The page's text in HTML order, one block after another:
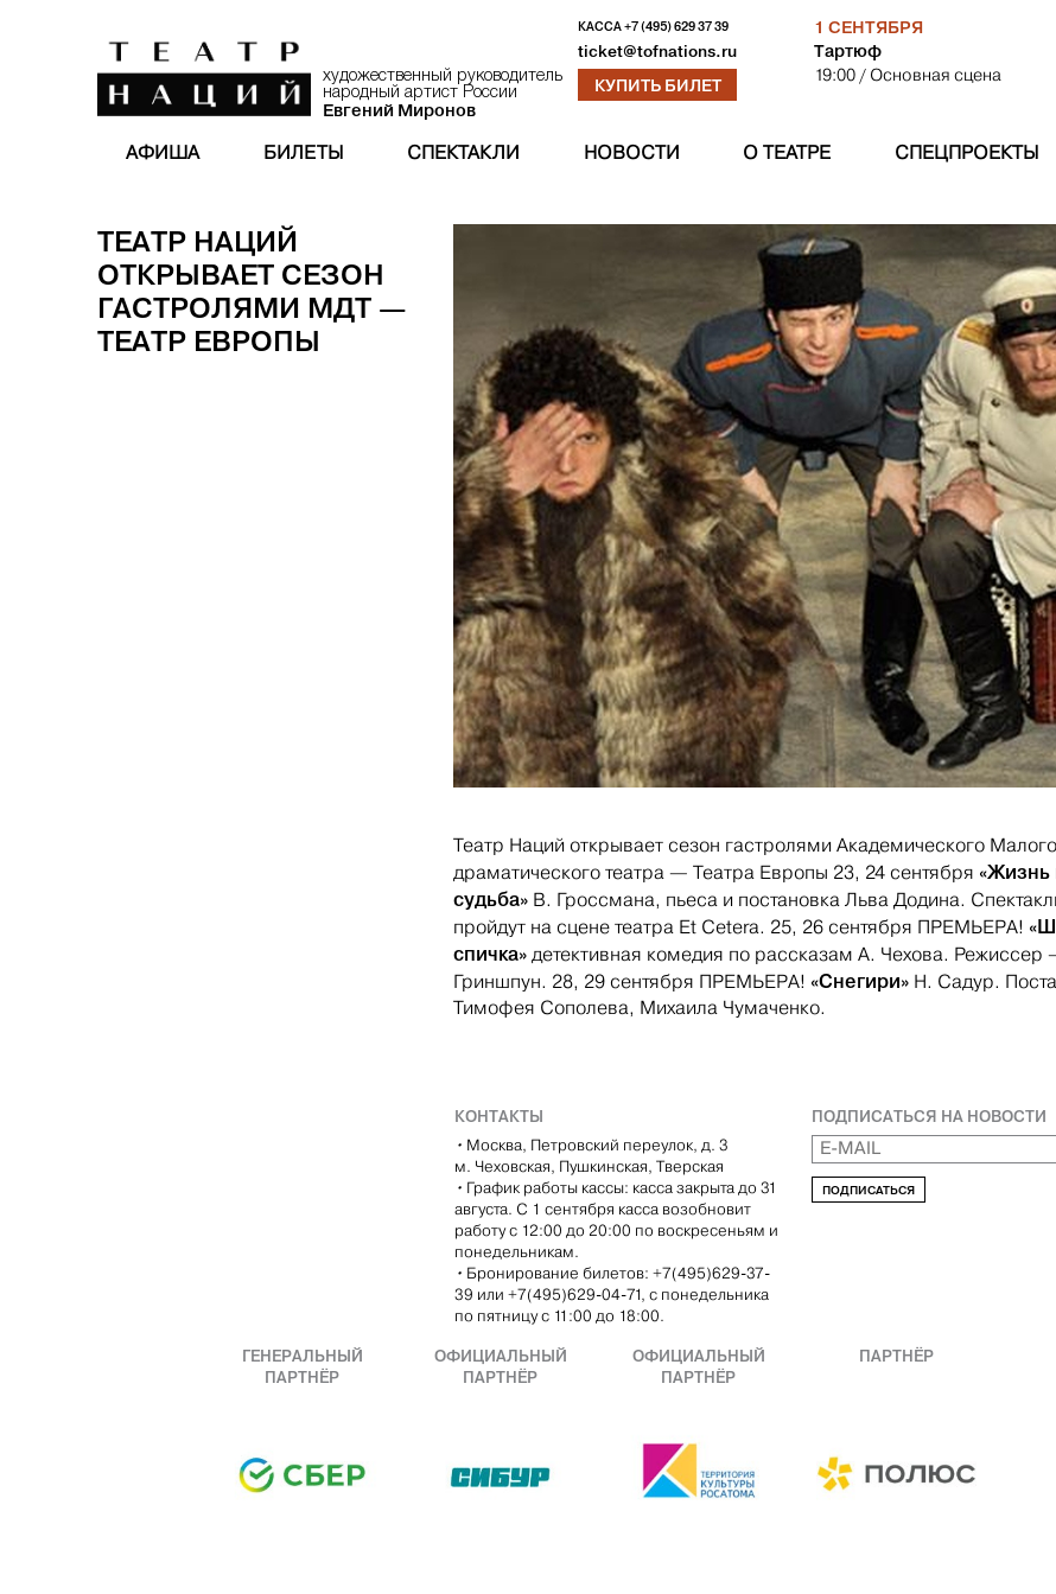
художественный руководитель
народный артист России
Евгений Миронов
КАССА+7 (495) 629 37 39
ticket@tofnations.ru
КУПИТЬ БИЛЕТ
1 СЕНТЯБРЯ
Тартюф
19:00 / Основная сцена
АФИША БИЛЕТЫ СПЕКТАКЛИ НОВОСТИ О ТЕАТРЕ СПЕЦПРОЕКТЫ
ТЕАТР НАЦИЙ
ОТКРЫВАЕТ СЕЗОН
ГАСТРОЛЯМИ МДТ —
ТЕАТР ЕВРОПЫ
Театр Наций открывает сезон гастролями Академического Малого
драматического театра — Театра Европы 23, 24 сентября «Жизнь
судьба» В. Гроссмана, пьеса и постановка Льва Додина.
пройдут на сцене театра Et Cetera. 25, 26 сентября ПРЕМЬЕРА!
спичка» детективная комедия по рассказам А. Чехова. Режиссер
Гриншпун. 28, 29 сентября ПРЕМЬЕРА! «Снегири» Н. Садур.
Тимофея Сополева, Михаила Чумаченко.
КОНТАКТЫ
• Москва, Петровский переулок, д. 3
м. Чеховская, Пушкинская, Тверская
• График работы кассы: касса закрыта до 31
августа. С 1 сентября касса возобновит
работу с 12:00 до 20:00 по воскресеньям и
понедельникам.
• Бронирование билетов: +7(495)629-37-
39 или +7(495)629-04-71, с понедельника
по пятницу с 11:00 до 18:00.
ПОДПИСАТЬСЯ НА НОВОСТИ
ПОДПИСАТЬСЯ
ГЕНЕРАЛЬНЫЙ
ПАРТНЁР
ОФИЦИАЛЬНЫЙ
ПАРТНЁР
ОФИЦИАЛЬНЫЙ
ПАРТНЁР
ПАРТНЁР